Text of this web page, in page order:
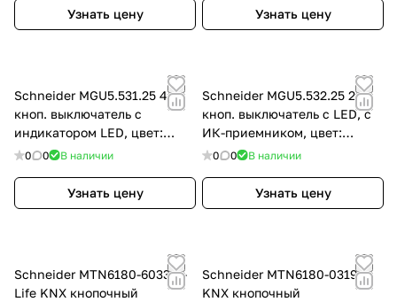
RAL 9010Узнать цену Узнать цену
Schneider MGU5.531.25 4-
кноп. выключатель с
индикатором LED, цвет:
Бежевый, оттенок: Слоновая
0 0 В наличии
Узнать цену
Schneider MGU5.532.25 2-
кноп. выключатель с LED, с
ИК-приемником, цвет:
Бежевый, оттенок: RAL 9010
0 0 В наличии
Узнать цену
Schneider MTN6180-6033 D-
Life KNX кнопочный
Schneider MTN6180-0319
KNX кнопочный